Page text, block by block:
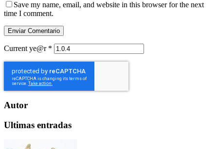
Save my name, email, and website in this browser for the next
time I comment.
Current ye@r *
Autor
Ultimas entradas